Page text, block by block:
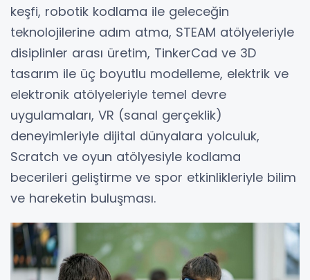
keşfi, robotik kodlama ile geleceğin
teknolojilerine adım atma, STEAM atölyeleriyle
disiplinler arası üretim, TinkerCad ve 3D
tasarım ile üç boyutlu modelleme, elektrik ve
elektronik atölyeleriyle temel devre
uygulamaları, VR (sanal gerçeklik)
deneyimleriyle dijital dünyalara yolculuk,
Scratch ve oyun atölyesiyle kodlama
becerileri geliştirme ve spor etkinlikleriyle bilim
ve hareketin buluşması.